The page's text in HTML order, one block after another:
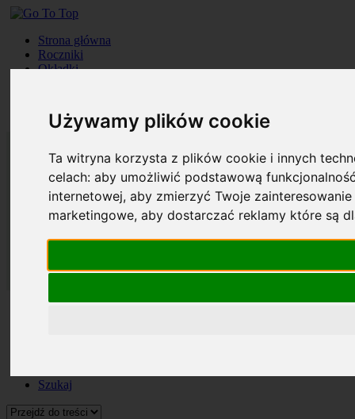
Używamy plików cookie
Ta witryna korzysta z plików cookie i innych
celach:aby umożliwić podstawową
internetowej,aby zmierzyć Twoje
marketingowe,aby dostarczać reklamy które są
Strona główna
Roczniki
Okładki
Szukaj
Szukaj